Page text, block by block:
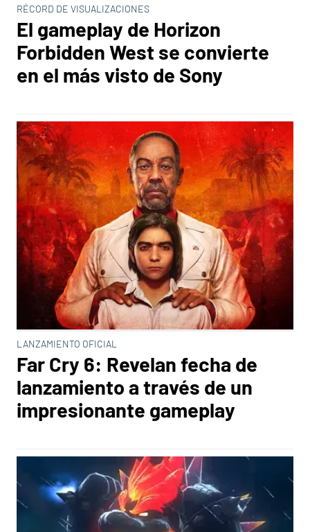
RÉCORD DE VISUALIZACIONES
El gameplay de Horizon
Forbidden West se convierte
en el más visto de Sony
LANZAMIENTO OFICIAL
Far Cry 6: Revelan fecha de
lanzamiento a través de un
impresionante gameplay